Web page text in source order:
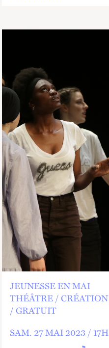
JEUNESSE EN MAI
THÉÂTRE CRÉATION
GRATUIT
SAM. 27 MAI 2023 /17H